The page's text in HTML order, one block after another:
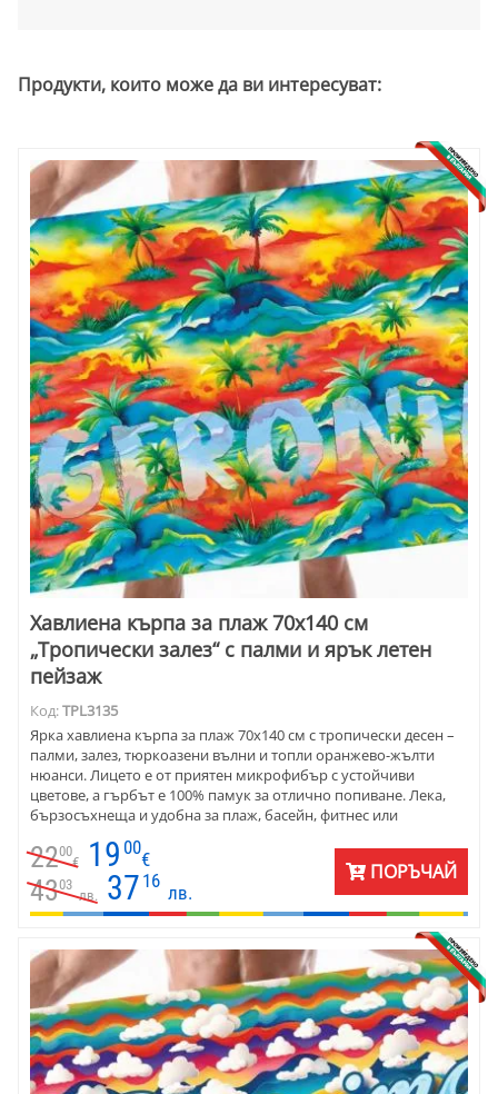
Продукти, които може да ви интересуват:
Хавлиена кърпа за плаж 70х140 см
„Тропически залез“ с палми и ярък летен
пейзаж
Код:TPL3135
Ярка хавлиена кърпа за плаж 70х140 см с тропически десен –
палми, залез, тюркоазени вълни и топли оранжево-жълти
нюанси. Лицето е от приятен микрофибър с устойчиви
цветове, а гърбът е 100% памук за отлично попиване. Лека,
бързосъхнеща и удобна за плаж, басейн, фитнес или
2200
€ 19 00
€
4303
лв. 37 16
лв.
ПОРЪЧАЙ